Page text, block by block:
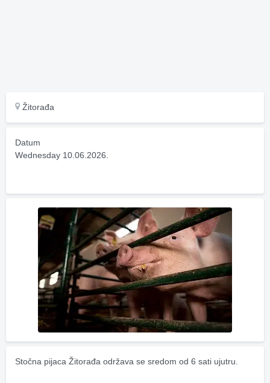
Žitorađa
Datum
Wednesday 10.06.2026.
Stočna pijaca Žitorađa održava se sredom od 6 sati ujutru.